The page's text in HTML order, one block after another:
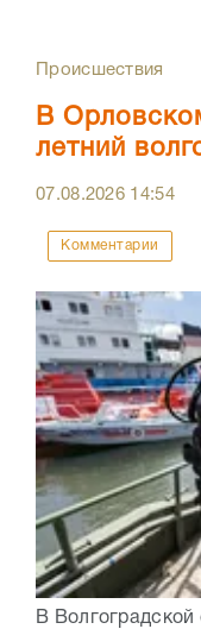
Происшествия
В
летний
07.08.2026 14:54
Комментарии
В